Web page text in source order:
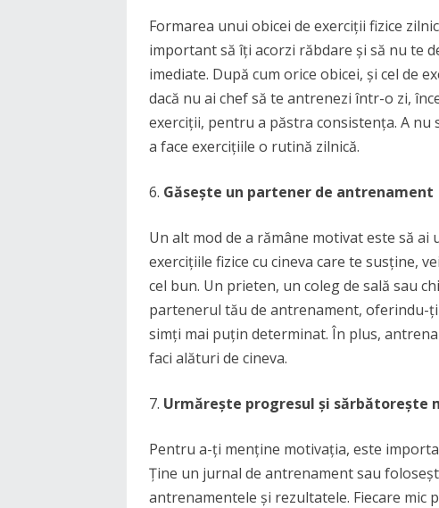
Formarea unui obicei de exerciții fizice
important să îți acorzi răbdare și să nu te
imediate. După cum orice obicei, și cel de
dacă nu ai chef să te antrenezi într-o zi,
exerciții, pentru a păstra consistența. A
a face exercițiile o rutină zilnică.
Găsește un partener de antrenament
Un alt mod de a rămâne motivat este să
exercițiile fizice cu cineva care te susține,
cel bun. Un prieten, un coleg de sală sau
partenerul tău de antrenament, oferindu-
simți mai puțin determinat. În plus,
faci alături de cineva.
Urmărește progresul și sărbătorește
Pentru a-ți menține motivația, este
Ține un jurnal de antrenament sau
antrenamentele și rezultatele. Fiecare mic